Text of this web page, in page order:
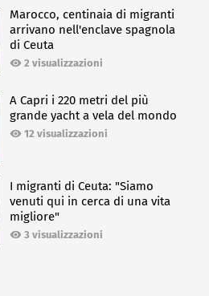
Marocco, centinaia di migranti
arrivano nell'enclave spagnola
di Ceuta
2 visualizzazioni
A Capri i 220 metri del più
grande yacht a vela del mondo
12 visualizzazioni
I migranti di Ceuta: "Siamo
venuti qui in cerca di una vita
migliore"
3 visualizzazioni